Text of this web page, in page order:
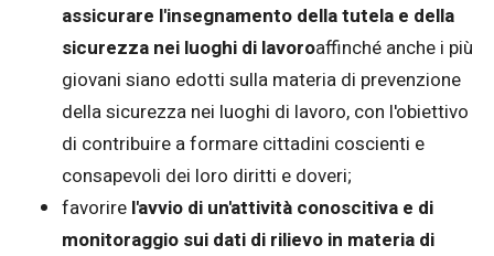
assicurare l'insegnamento della tutela e della
sicurezza nei luoghi di lavoroaffinché anche i più
giovani siano edotti sulla materia di prevenzione
della sicurezza nei luoghi di lavoro, con l'obiettivo
di contribuire a formare cittadini coscienti e
consapevoli dei loro diritti e doveri;
favorire l'avvio di un'attività conoscitiva e di
monitoraggio sui dati di rilievo in materia di